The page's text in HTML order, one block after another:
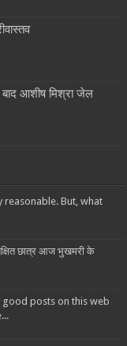
आशीष मिश्रा जेल
reasonable. But, what
छात्र आज भुखमरी के
good posts on this web